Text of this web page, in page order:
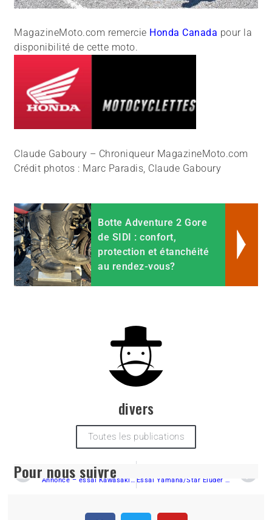
MagazineMoto.com remercie Honda Canada pour la
disponibilité de cette moto.
Claude Gaboury – Chroniqueur MagazineMoto.com
Crédit photos : Marc Paradis, Claude Gaboury
Botte Adventure 2 Gore
de SIDI : confort,
protection et étanchéité
au rendez-vous?
divers
Toutes les publications
PRÉCÉDENT
Annonce – essai Kawasaki Z900RS Essai Yamaha/Star Eluder 2018 – Classique et résolument moderne !
Pour nous suivre